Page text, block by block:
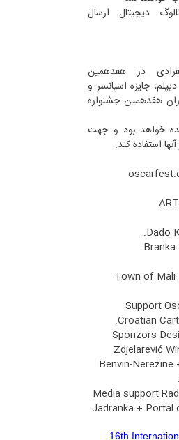
دیجیتال ارسال
در هفدهمین
اسکار 2025، دیپلم، جایزه اسپانسر و
هفدهمین جشنواره
خواهد بود و جهت
استفاده کند.
Town of Mali
Support
Croatian
Sponzors
Zdjelarević
Benvin-
Media support
Jadranka + Portal